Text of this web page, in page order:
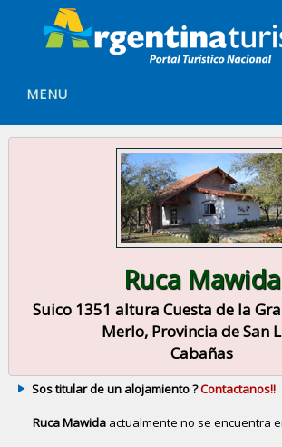
MENU
Ruca Mawida
Suico 1351 altura Cuesta de la
Merlo, Provincia de San
Cabañas
Sos titular de un alojamiento ?Contactanos!!
Ruca Mawida actualmente no se encuentra